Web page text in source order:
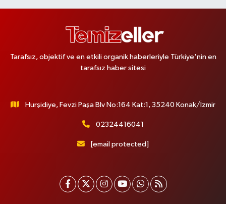
Tarafsız, objektif ve en etkili organik haberleriyle Türkiye'nin en
tarafsız haber sitesi
Hurşidiye, Fevzi Paşa Blv No:164 Kat:1, 35240 Konak/İzmir
02324416041
[email protected]